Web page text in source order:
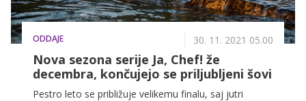
ODDAJE 30. 11. 2021 05.00
Nova sezona serije Ja, Chef! že
decembra, končujejo se priljubljeni šovi
Pestro leto se približuje velikemu finalu, saj jutri